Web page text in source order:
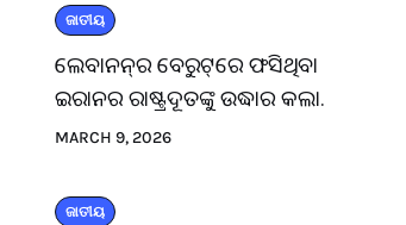
ଜାତୀୟ
ଲେବାନନ୍‌ର ବେରୁଟ୍‌ରେ ଫସିଥିବା
ଇରାନର ରାଷ୍ଟ୍ରଦୂତଙ୍କୁ ଉଦ୍ଧାର କଲା.
MARCH 9, 2026
ଜାତୀୟ